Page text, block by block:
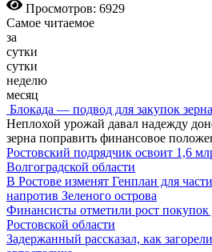
Просмотров: 6929
Самое читаемое
за
сутки
сутки
неделю
месяц
Блокада — подвод для закупок
Неплохой урожай давал надежду
зерна поправить финансовое
Ростовский подрядчик освоит 1,6
Волгоградской области
В Ростове изменят Генплан для
напротив Зеленого острова
Финансисты отметили рост покупок
Ростовской области
Задержанный рассказал, как